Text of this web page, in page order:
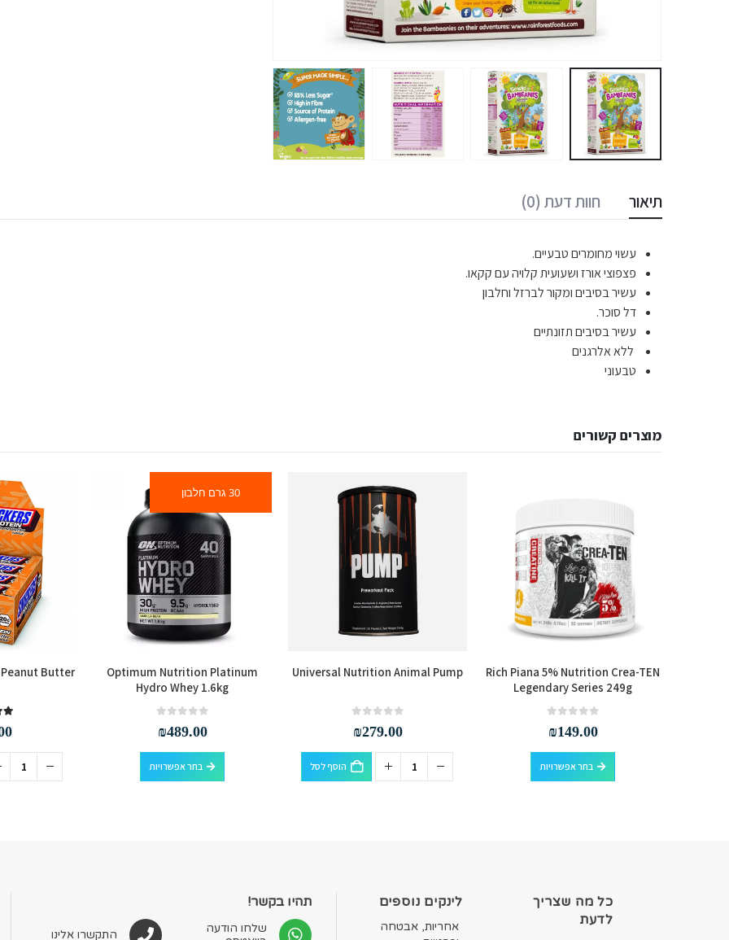
תיאור חוות דעת (0)
עשוי מחומרים טבעיים.
פצפוצי אורז ושעועית קלויה עם קקאו.
עשיר בסיבים ומקור לברזל וחלבון
דל סוכר.
עשיר בסיבים תזונתיים
ללא אלרגנים
טבעוני
מוצרים קשורים
Rich Piana 5% Nutrition Crea-TEN
Legendary Series 249g
₪149.00
בחר אפשרויות
למוצר זה יש מספר סוגים. ניתן לבחור את האפשרויות בעמוד המוצר
Universal Nutrition Animal Pump
₪279.00
הוסף לסל
30 גרם חלבון
Optimum Nutrition Platinum
Hydro Whey 1.6kg
₪489.00
בחר אפשרויות
למוצר זה יש מספר סוגים. ניתן לבחור את האפשרויות בעמוד המוצר
Butter
כל מה שצריך
לדעת
לינקים נוספים
אחריות, אבטחה
תהיו בקשר!
שלחו הודעה
התקשרו אלינו